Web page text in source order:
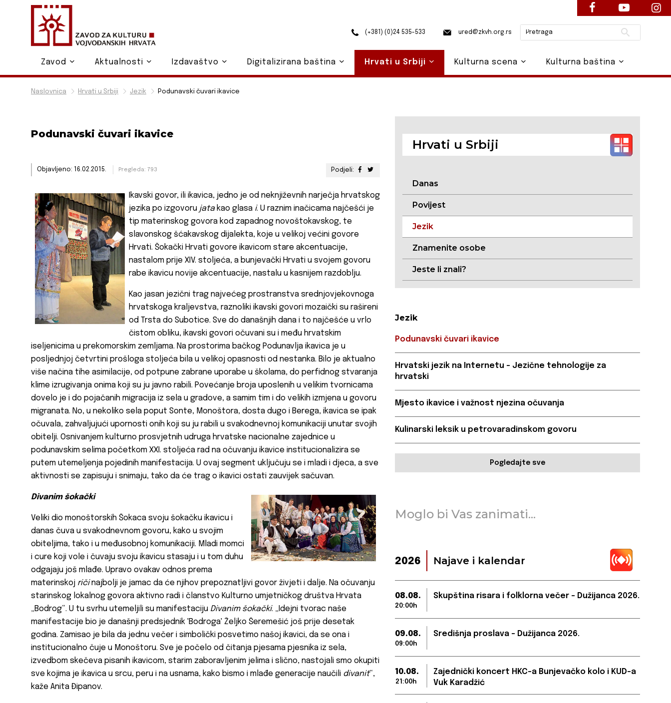
Naslovnica Hrvati u Srbiji Jezik Podunavski čuvari ikavice
Podunavski čuvari ikavice
Podjeli:
Objavljeno: 16.02.2015. Pregleda: 793
Ikavski govor, ili ikavica, jedno je od neknjiževnih narječja hrvatskog
jezika po izgovoru jatakao glasa i. U raznim inačicama najčešći je
tip materinskog govora kod zapadnog novoštokavskog, te
slavonskog šćakavskog dijalekta, koje u velikoj većini govore
Hrvati. Šokački Hrvati govore ikavicom stare akcentuacije,
nastalom prije XIV. stoljeća, a bunjevački Hrvati u svojem govoru
rabe ikavicu novije akcentuacije, nastalu u kasnijem razdoblju.
Kao jasan jezični trag najvećeg prostranstva srednjovjekovnoga
hrvatskoga kraljevstva, raznoliki ikavski govori mozaički su rašireni
od Trsta do Subotice. Sve do današnjih dana i to najčešće u vrlo
čistom obliku, ikavski govori očuvani su i među hrvatskim
iseljenicima u prekomorskim zemljama. Na prostorima bačkog Podunavlja ikavica je u
posljednjoj četvrtini prošloga stoljeća bila u velikoj opasnosti od nestanka. Bilo je aktualno
više načina tihe asimilacije, od potpune zabrane uporabe u školama, do perfidnog stvaranja
klime izrugivanja onima koji su ju javno rabili. Povećanje broja uposlenih u velikim tvornicama
dovelo je i do pojačanih migracija iz sela u gradove, a samim tim i do velikih izmjena u govoru
migranata. No, u nekoliko sela poput Sonte, Monoštora, dosta dugo i Berega, ikavica se ipak
očuvala, zahvaljujući upornosti onih koji su ju rabili u svakodnevnoj komunikaciji unutar svojih
obitelji. Osnivanjem kulturno prosvjetnih udruga hrvatske nacionalne zajednice u
podunavskim selima početkom XXI. stoljeća rad na očuvanju ikavice institucionalizira se
putem utemeljenja pojedinih manifestacija. U ovaj segment uključuju se i mladi i djeca, a sve
aktivnosti se zapisuju i snimaju, tako da će trag o ikavici ostati zauvijek sačuvan.
Divanim šokački
Veliki dio monoštorskih Šokaca svoju šokačku ikavicu i
danas čuva u svakodnevnom govoru, kako u svojim
obiteljima, tako i u međusobnoj komunikaciji. Mladi momci
i cure koji vole i čuvaju svoju ikavicu stasaju i u tom duhu
odgajaju još mlađe. Upravo ovakav odnos prema
materinskoj ričinajbolji je jamac da će njihov prepoznatljivi govor živjeti i dalje. Na očuvanju
starinskog lokalnog govora aktivno radi i članstvo Kulturno umjetničkog društva Hrvata
„Bodrog“. U tu svrhu utemeljili su manifestaciju Divanim šokački. „Idejni tvorac naše
manifestacije bio je današnji predsjednik 'Bodroga' Željko Šeremešić još prije desetak
godina. Zamisao je bila da jednu večer i simbolički posvetimo našoj ikavici, da se ona i
institucionalno čuje u Monoštoru. Sve je počelo od čitanja pjesama pjesnika iz sela,
izvedbom skečeva pisanih ikavicom, starim zaboravljenim jelima i slično, nastojali smo okupiti
sve kojima je ikavica u srcu, peru i na usnama, kako bismo i mlađe generacije naučili divanit“,
kaže Anita Đipanov.
Hrvati u Srbiji
Danas
Povijest
Jezik
Znamenite osobe
Jeste li znali?
Jezik
Podunavski čuvari ikavice
Hrvatski jezik na Internetu - Jezične tehnologije za
hrvatski
Mjesto ikavice i važnost njezina očuvanja
Kulinarski leksik u petrovaradinskom govoru
Pogledajte sve
Moglo bi Vas zanimati...
2026 Najave i kalendar
08.08.
20:00h
Skupština risara i folklorna večer – Dužijanca 2026.
09.08.
09:00h
Središnja proslava – Dužijanca 2026.
10.08.
21:00h
Zajednički koncert HKC-a Bunjevačko kolo i KUD-a
Vuk Karadžić
(+381) (0)24 535-533 ured@zkvh.org.rs Pretraži
Zavod Aktualnosti Izdavaštvo Digitalizirana baština Hrvati u Srbiji Kulturna scena Kulturna baština